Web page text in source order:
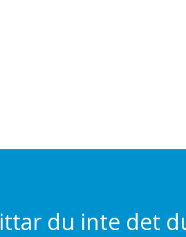
du inte det